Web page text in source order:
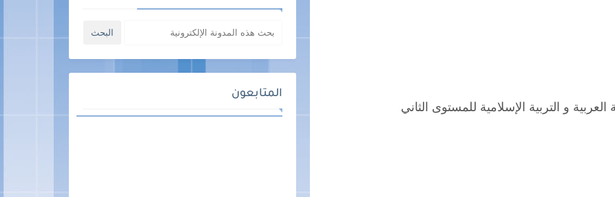
و التربية الإسلامية للمستوى الثاني
المتابعون